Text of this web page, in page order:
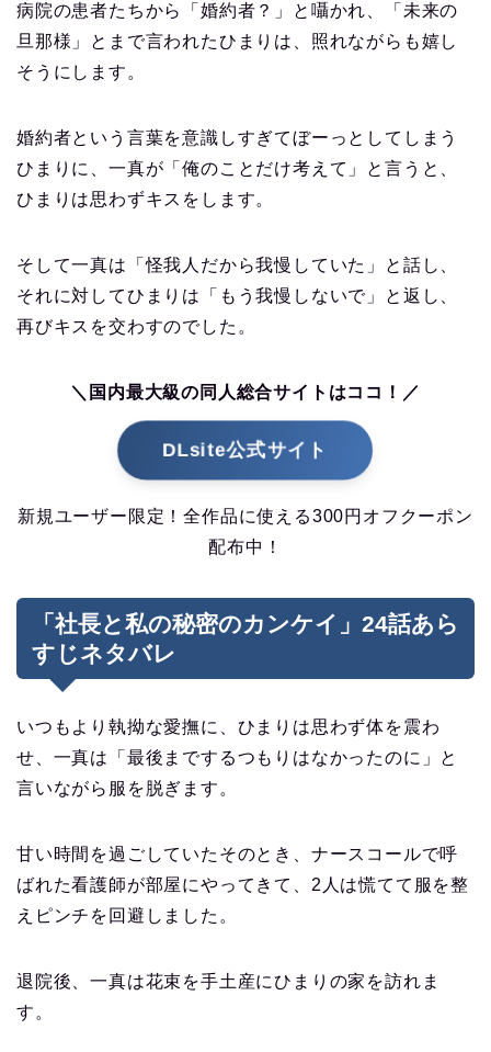
病院の患者たちから「婚約者？」と囁かれ、「未来の
旦那様」とまで言われたひまりは、照れながらも嬉し
そうにします。
婚約者という言葉を意識しすぎてぼーっとしてしまう
ひまりに、一真が「俺のことだけ考えて」と言うと、
ひまりは思わずキスをします。
そして一真は「怪我人だから我慢していた」と話し、
それに対してひまりは「もう我慢しないで」と返し、
再びキスを交わすのでした。
＼国内最大級の同人総合サイトはココ！／
DLsite公式サイト
新規ユーザー限定！全作品に使える300円オフクーポン
配布中！
「社長と私の秘密のカンケイ」24話あら
すじネタバレ
いつもより執拗な愛撫に、ひまりは思わず体を震わ
せ、一真は「最後までするつもりはなかったのに」と
言いながら服を脱ぎます。
甘い時間を過ごしていたそのとき、ナースコールで呼
ばれた看護師が部屋にやってきて、2人は慌てて服を整
えピンチを回避しました。
退院後、一真は花束を手土産にひまりの家を訪れま
す。